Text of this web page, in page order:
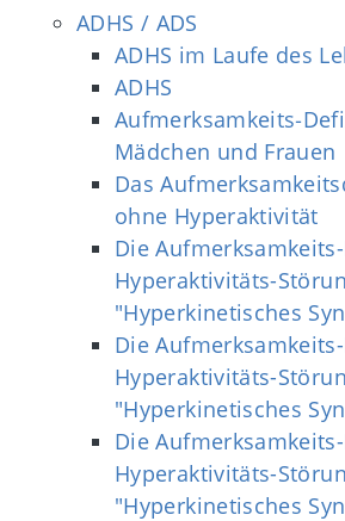
ADHS / ADS
ADHS im Laufe des
ADHS
Mädchen und Frauen
Das
ohne Hyperaktivität
Die
Hyperaktivitäts-
"Hyperkinetisches
Die
Hyperaktivitäts-
"Hyperkinetisches
Die
Hyperaktivitäts-
"Hyperkinetisches